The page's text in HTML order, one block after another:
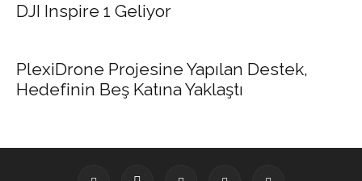
DJI Inspire 1 Geliyor
PlexiDrone Projesine Yapılan Destek,
Hedefinin Beş Katına Yaklaştı